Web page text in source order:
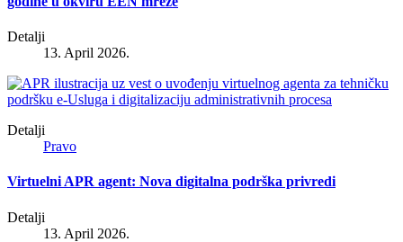
Detalji
13. April 2026.
Detalji
Pravo
Virtuelni APR agent: Nova digitalna podrška privredi
Detalji
13. April 2026.